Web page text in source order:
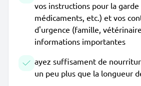
vos instructions pour la
médicaments, etc.) et vos
d'urgence (famille,
informations importantes
ayez suffisament de
un peu plus que la longueur